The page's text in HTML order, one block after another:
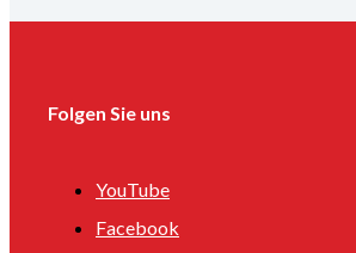
Folgen Sie uns
YouTube
Facebook